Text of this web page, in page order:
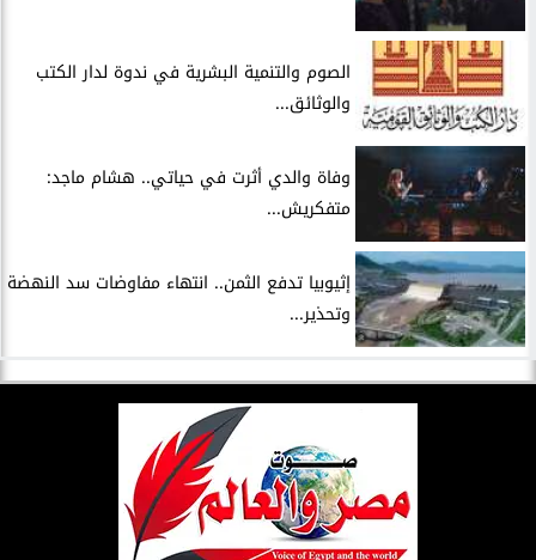
الصوم والتنمية البشرية في ندوة لدار الكتب
والوثائق...
وفاة والدي أثرت في حياتي.. هشام ماجد:
متفكريش...
إثيوبيا تدفع الثمن.. انتهاء مفاوضات سد النهضة
وتحذير...